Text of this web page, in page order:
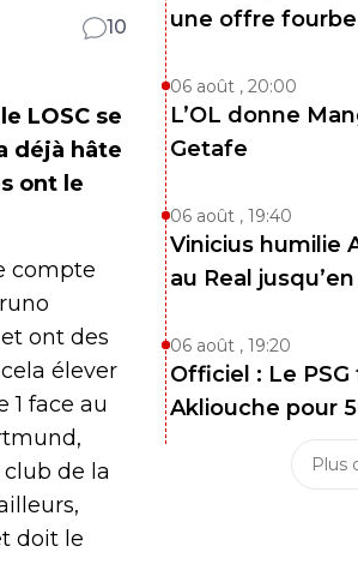
10
LOSC se
déjà hâte
ont le
compte
ont des
élever
1 face au
de la
doit le
une offre
06 août , 20:00
L’OL donne
Getafe
06 août , 19:40
Vinicius humilie
au Real
06 août , 19:20
Officiel : Le
Akliouche pour
Plus